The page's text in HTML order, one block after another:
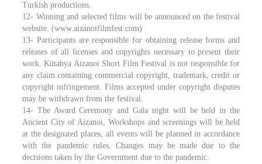
Turkish productions.
12- Winning and selected films will be announced on the festival
website. (www.aizanoifilmfest.com)
13- Participants are responsible for obtaining release forms and
releases of all licenses and copyrights necessary to present their
work. Kütahya Aizanoi Short Film Festival is not responsible for
any claim containing commercial copyright, trademark, credit or
copyright infringement. Films accepted under copyright disputes
may be withdrawn from the festival.
14- The Award Ceremony and Gala night will be held in the
Ancient City of Aizanoi, Workshops and screenings will be held
at the designated places, all events will be planned in accordance
with the pandemic rules, Changes may be made due to the
decisions taken by the Government due to the pandemic.